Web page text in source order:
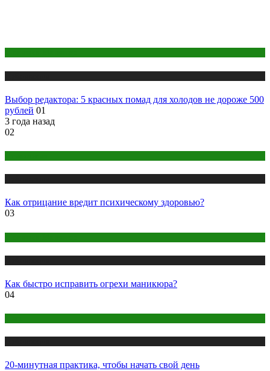
Выбор редактора: 5 красных помад для холодов не дороже 500
рублей 01
3 года назад
02
Как отрицание вредит психическому здоровью?
03
Как быстро исправить огрехи маникюра?
04
20-минутная практика, чтобы начать свой день